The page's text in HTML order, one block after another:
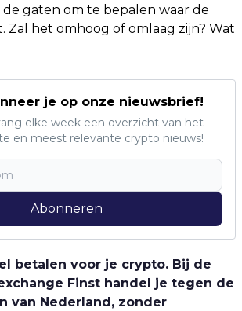
gaten om te bepalen waar de
Zal het omhoog of omlaag zijn? Wat
je op onze nieuwsbrief!
elke week een overzicht van het
en meest relevante crypto nieuws!
Abonneren
betalen voor je crypto. Bij de
Finst handel je tegen de
van Nederland, zonder